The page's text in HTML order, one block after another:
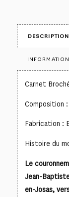
DESCRIPTION
Carnet
Composition
Fabrication :
Histoire du
Le
Jean-
en-Josas,